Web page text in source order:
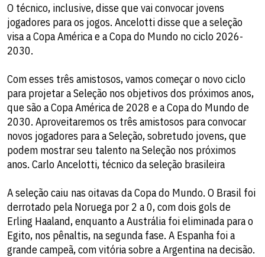
O técnico, inclusive, disse que vai convocar jovens
jogadores para os jogos. Ancelotti disse que a seleção
visa a Copa América e a Copa do Mundo no ciclo 2026-
2030.
Com esses três amistosos, vamos começar o novo ciclo
para projetar a Seleção nos objetivos dos próximos anos,
que são a Copa América de 2028 e a Copa do Mundo de
2030. Aproveitaremos os três amistosos para convocar
novos jogadores para a Seleção, sobretudo jovens, que
podem mostrar seu talento na Seleção nos próximos
anos. Carlo Ancelotti, técnico da seleção brasileira
A seleção caiu nas oitavas da Copa do Mundo. O Brasil foi
derrotado pela Noruega por 2 a 0, com dois gols de
Erling Haaland, enquanto a Austrália foi eliminada para o
Egito, nos pênaltis, na segunda fase. A Espanha foi a
grande campeã, com vitória sobre a Argentina na decisão.